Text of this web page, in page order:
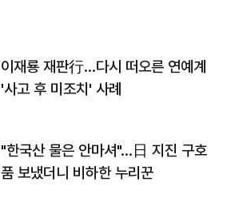
이재룡 재판行…다시 떠오른 연예계
'사고 후 미조치' 사례
"한국산 물은 안마셔"…日 지진 구호
품 보냈더니 비하한 누리꾼